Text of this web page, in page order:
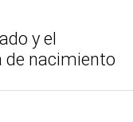
y el
de nacimiento